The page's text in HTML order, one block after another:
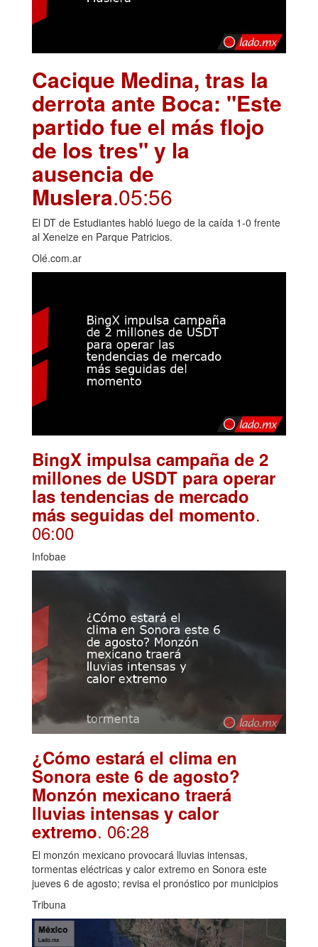
Cacique Medina, tras la
derrota ante Boca: "Este
partido fue el más flojo
de los tres" y la
ausencia de
Muslera.05:56
El DT de Estudiantes habló luego de la caída 1-0 frente
al Xeneize en Parque Patricios.
Olé.com.ar
BingX impulsa campaña de 2
millones de USDT para operar
las tendencias de mercado
más seguidas del momento.
06:00
Infobae
¿Cómo estará el clima en
Sonora este 6 de agosto?
Monzón mexicano traerá
lluvias intensas y calor
extremo. 06:28
El monzón mexicano provocará lluvias intensas,
tormentas eléctricas y calor extremo en Sonora este
jueves 6 de agosto; revisa el pronóstico por municipios
Tribuna